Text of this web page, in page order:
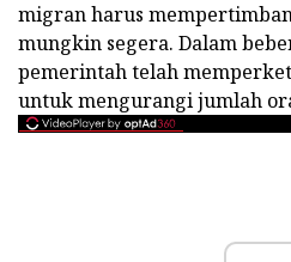
migran harus
mungkin segera. Dalam
pemerintah telah
untuk mengurangi jumlah